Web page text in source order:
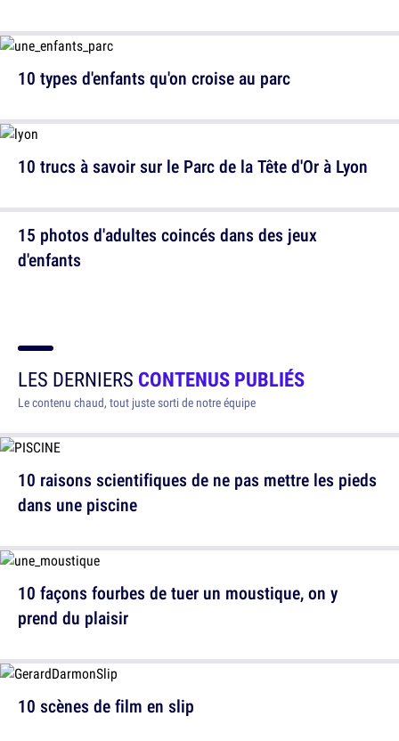
10 types d'enfants qu'on croise au parc
15 photos d'adultes coincés dans des jeux
d'enfants
10 trucs à savoir sur le Parc de la Tête d'Or à Lyon
LES DERNIERS CONTENUS PUBLIÉS
Le contenu chaud, tout juste sorti de notre équipe
10 raisons scientifiques de ne pas mettre les pieds
dans une piscine
10 scènes de film en slip
10 façons fourbes de tuer un moustique, on y
prend du plaisir